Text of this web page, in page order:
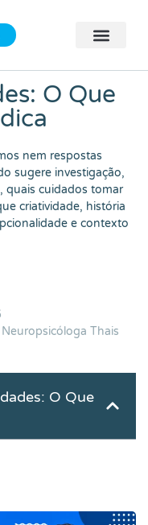
do
O Que
nem respostas
sugere investigação,
, quais cuidados tomar
criatividade, história
e contexto
Thais
O Que